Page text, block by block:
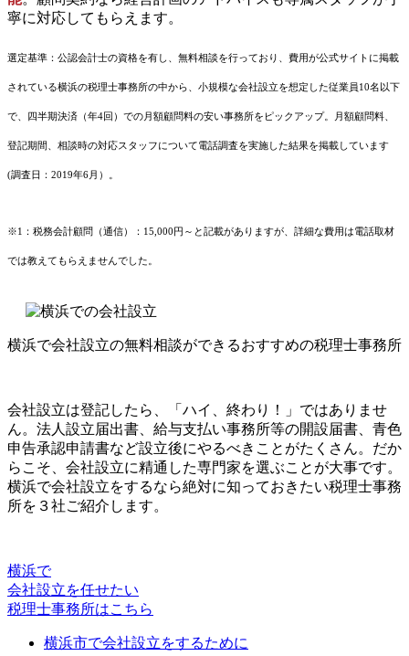
寧に対応してもらえます。
選定基準：公認会計士の資格を有し、無料相談を行っており、費用が公式サイトに掲載
されている横浜の税理士事務所の中から、小規模な会社設立を想定した従業員10名以下
で、四半期決済（年4回）での月額顧問料の安い事務所をピックアップ。月額顧問料、
登記期間、相談時の対応スタッフについて電話調査を実施した結果を掲載しています
(調査日：2019年6月）。
※1：税務会計顧問（通信）：15,000円～と記載がありますが、詳細な費用は電話取材
では教えてもらえませんでした。
横浜で会社設立の無料相談ができるおすすめの税理士事務所
会社設立は登記したら、「ハイ、終わり！」ではありませ
ん。法人設立届出書、給与支払い事務所等の開設届書、青色
申告承認申請書など設立後にやるべきことがたくさん。だか
らこそ、会社設立に精通した専門家を選ぶことが大事です。
横浜で会社設立をするなら絶対に知っておきたい税理士事務
所を３社ご紹介します。
横浜で
会社設立を任せたい
税理士事務所はこちら
横浜市で会社設立をするために